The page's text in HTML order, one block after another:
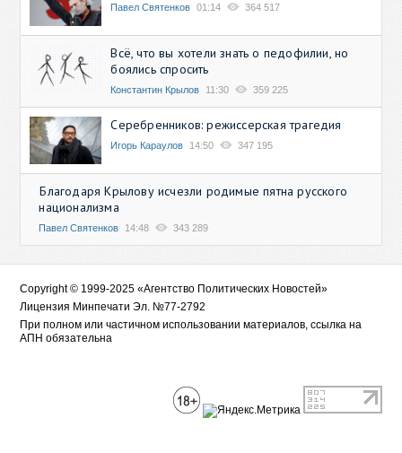
Павел Святенков 01:14 364 517
Всё, что вы хотели знать о педофилии, но
боялись спросить
Константин Крылов 11:30 359 225
Серебренников: режиссерская трагедия
Игорь Караулов 14:50 347 195
Благодаря Крылову исчезли родимые пятна русского
национализма
Павел Святенков 14:48 343 289
Copyright © 1999-2025 «Агентство Политических Новостей»
Лицензия Минпечати Эл. №77-2792
При полном или частичном использовании материалов, ссылка на
АПН обязательна